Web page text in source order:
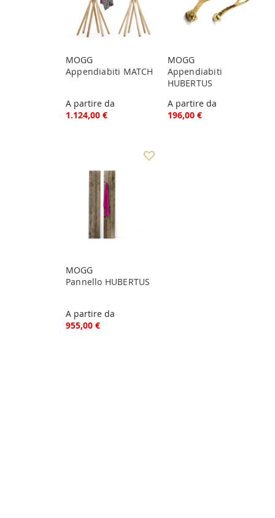
MOGG
Appendiabiti MATCH
A partire da
1.124,00 €
MOGG
Appendiabiti
HUBERTUS
A partire da
196,00 €
MOGG
Pannello HUBERTUS
A partire da
955,00 €